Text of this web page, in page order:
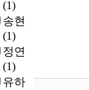
(1)
송현
(1)
정연
(1)
유하